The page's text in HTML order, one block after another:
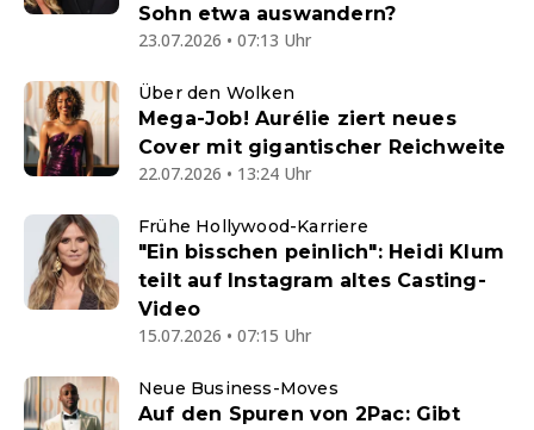
Sohn etwa auswandern?
23.07.2026 • 07:13 Uhr
Über den Wolken
Mega-Job! Aurélie ziert neues
Cover mit gigantischer Reichweite
22.07.2026 • 13:24 Uhr
Frühe Hollywood-Karriere
"Ein bisschen peinlich": Heidi Klum
teilt auf Instagram altes Casting-
Video
15.07.2026 • 07:15 Uhr
Neue Business-Moves
Auf den Spuren von 2Pac: Gibt